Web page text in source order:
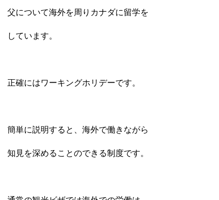
父について海外を周りカナダに留学を
しています。
正確にはワーキングホリデーです。
簡単に説明すると、海外で働きながら
知見を深めることのできる制度です。